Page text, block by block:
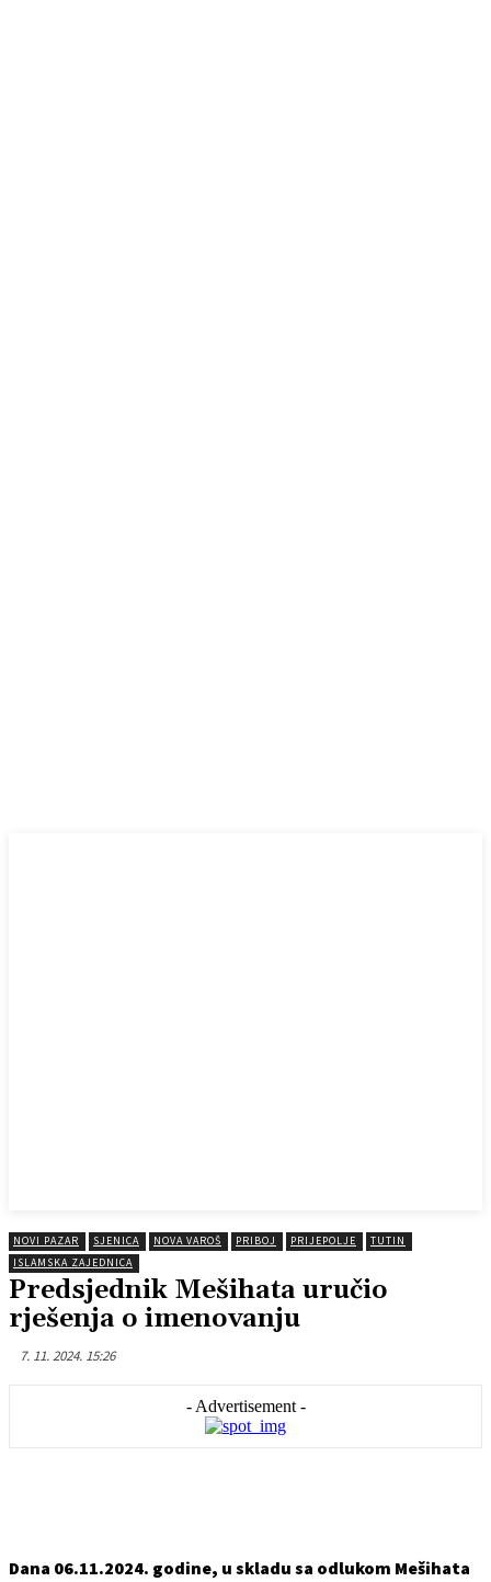
NOVI PAZAR SJENICA NOVA VAROŠ PRIBOJ PRIJEPOLJE
TUTIN
ISLAMSKA ZAJEDNICA
Predsjednik Mešihata uručio
rješenja o imenovanju
7. 11. 2024. 15:26
- Advertisement -
Dana 06.11.2024. godine, u skladu sa odlukom Mešihata